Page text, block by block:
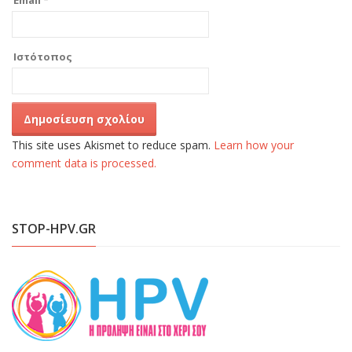
Ιστότοπος
This site uses Akismet to reduce spam. Learn how your
comment data is processed.
STOP-HPV.GR